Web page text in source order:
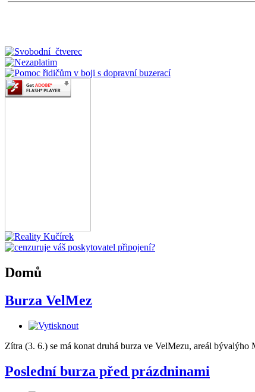
Domů
Burza VelMez
Zítra (3. 6.) se má konat druhá burza ve VelMezu, areál bývalýho
Poslední burza před prázdninami